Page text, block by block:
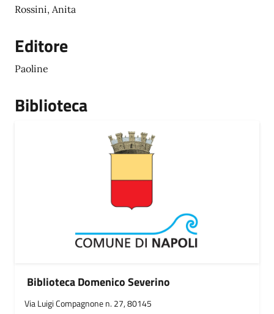
Rossini, Anita
Editore
Paoline
Biblioteca
Biblioteca Domenico Severino
Via Luigi Compagnone n. 27, 80145